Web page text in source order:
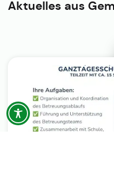
Aktuelles aus